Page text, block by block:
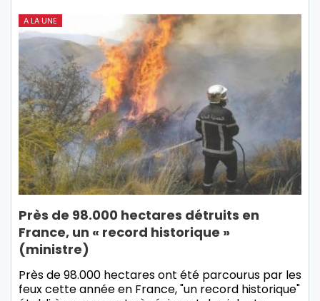
A LA UNE
Près de 98.000 hectares détruits en
France, un « record historique »
(ministre)
Près de 98.000 hectares ont été parcourus par les
feux cette année en France, "un record historique"